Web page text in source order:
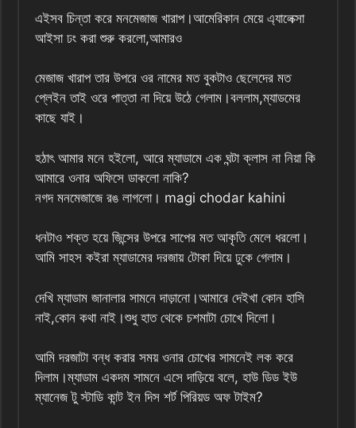
এইসব চিন্তা করে মনমেজাজ খারাপ।আমেরিকান মেয়ে এ্যালেক্সা
আইসা ঢং করা শুরু করলো,আমারও
মেজাজ খারাপ তার উপরে ওর নামের মত বুকটাও ছেলেদের মত
প্লেইন তাই ওরে পাত্তা না দিয়ে উঠে গেলাম।বললাম,ম্যাডমের
কাছে যাই।
হঠাৎ আমার মনে হইলো, আরে ম্যাডামে এক ঘন্টা ক্লাস না নিয়া কি
আমারে ওনার অফিসে ডাকলো নাকি?
নগদ মনমেজাজে রঙ লাগলো। magi chodar kahini
ধনটাও শক্ত হয়ে জিন্সের উপরে সাপের মত আকৃতি মেলে ধরলো।
আমি সাহস কইরা ম্যাডামের দরজায় টোকা দিয়ে ঢুকে গেলাম।
দেখি ম্যাডাম জানালার সামনে দাড়ানো।আমারে দেইখা কোন হাসি
নাই,কোন কথা নাই।শুধু হাত থেকে চশমাটা চোখে দিলো।
আমি দরজাটা বন্ধ করার সময় ওনার চোখের সামনেই লক করে
দিলাম।ম্যাডাম একদম সামনে এসে দাড়িয়ে বলে, হাউ ডিড ইউ
ম্যানেজ টু স্টাডি কান্ট ইন দিস শর্ট পিরিয়ড অফ টাইম?